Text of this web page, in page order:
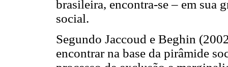
brasileira, encontra-se – em sua
social.
Segundo Jaccoud e Beghin
encontrar na base da pirâmide